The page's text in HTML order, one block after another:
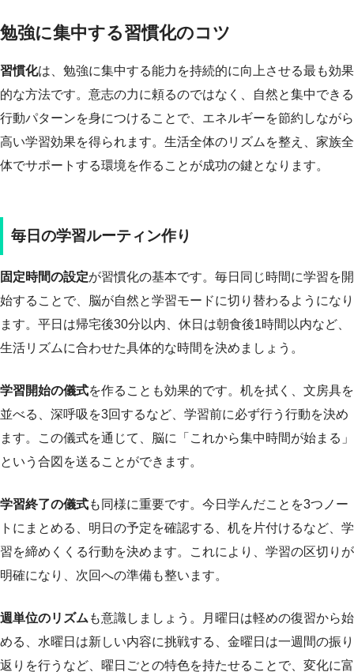
勉強に集中する習慣化のコツ
習慣化は、勉強に集中する能力を持続的に向上させる最も効果
的な方法です。意志の力に頼るのではなく、自然と集中できる
行動パターンを身につけることで、エネルギーを節約しながら
高い学習効果を得られます。生活全体のリズムを整え、家族全
体でサポートする環境を作ることが成功の鍵となります。
毎日の学習ルーティン作り
固定時間の設定が習慣化の基本です。毎日同じ時間に学習を開
始することで、脳が自然と学習モードに切り替わるようになり
ます。平日は帰宅後30分以内、休日は朝食後1時間以内など、
生活リズムに合わせた具体的な時間を決めましょう。
学習開始の儀式を作ることも効果的です。机を拭く、文房具を
並べる、深呼吸を3回するなど、学習前に必ず行う行動を決め
ます。この儀式を通じて、脳に「これから集中時間が始まる」
という合図を送ることができます。
学習終了の儀式も同様に重要です。今日学んだことを3つノー
トにまとめる、明日の予定を確認する、机を片付けるなど、学
習を締めくくる行動を決めます。これにより、学習の区切りが
明確になり、次回への準備も整います。
週単位のリズム も意識しましょう。月曜日は軽めの復習から始
める、水曜日は新しい内容に挑戦する、金曜日は一週間の振り
返りを行うなど、曜日ごとの特色を持たせることで、変化に富